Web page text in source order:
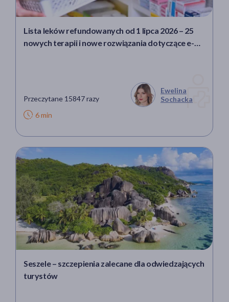
Lista leków refundowanych od 1 lipca 2026 – 25
nowych terapii i nowe rozwiązania dotyczące e-
Przeczytane 15847 razy
6 min
Ewelina
Sochacka
Seszele – szczepienia zalecane dla odwiedzających
turystów